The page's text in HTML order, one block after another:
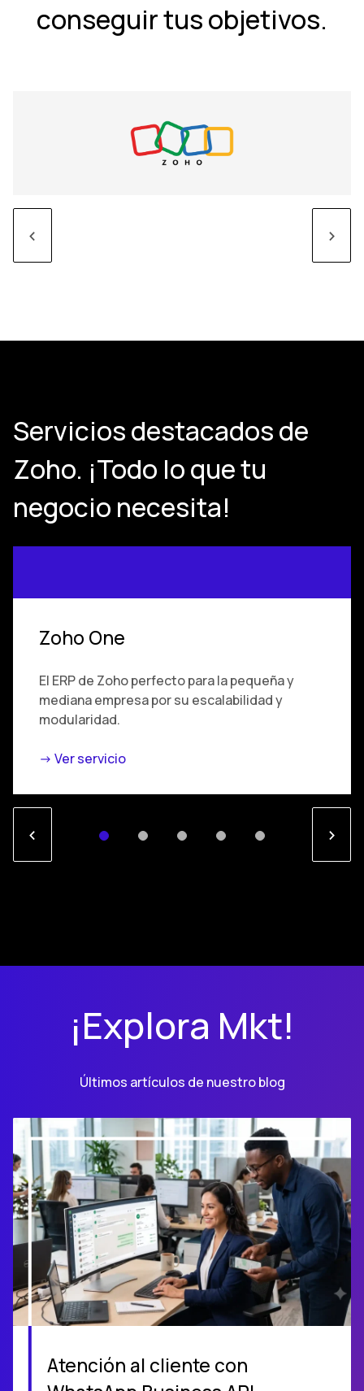
conseguir tus objetivos.
< >
Servicios destacados de
Zoho. ¡Todo lo que tu
negocio necesita!
Zoho One
El ERP de Zoho perfecto para la pequeña y
mediana empresa por su escalabilidad y
modularidad.
-> Ver servicio
< >
¡Explora Mkt!
Últimos artículos de nuestro blog
Atención al cliente con